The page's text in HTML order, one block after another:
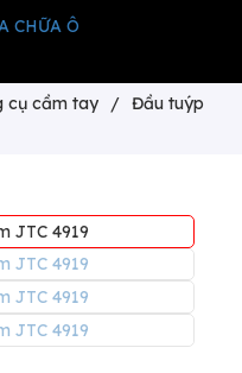
cụ cầm tay / Đầu tuýp